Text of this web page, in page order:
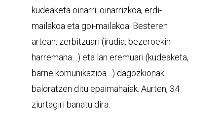
kudeaketa oinarri: oinarrizkoa, erdi-
mailakoa eta goi-mailakoa. Besteren
artean, zerbitzuari (irudia, bezeroekin
harremana…) eta lan eremuari (kudeaketa,
barne komunikazioa…) dagozkionak
baloratzen ditu epaimahaiak. Aurten, 34
ziurtagiri banatu dira.